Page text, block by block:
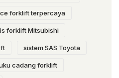
forklift terpercaya
forklift Mitsubishi
sistem SAS Toyota
cadang forklift